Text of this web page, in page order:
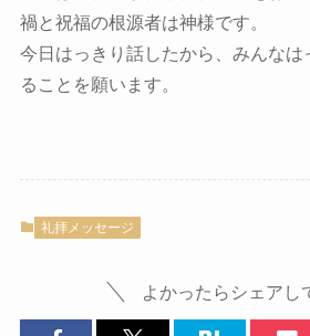
禍と祝福の根源者は神様です。
今日はっきり話したから、みんなは
ることを願います。
礼拝メッセージ
よかったらシェアし